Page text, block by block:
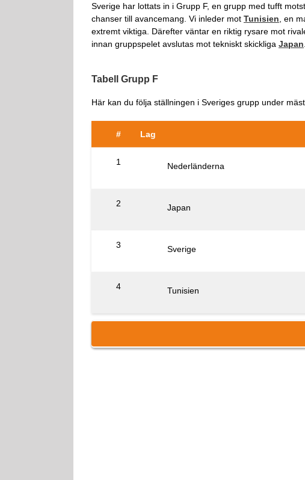
Sverige har lottats in i Grupp F, en grupp med tufft
chanser till avancemang. Vi inleder mot Tunisien , en
extremt viktiga. Därefter väntar en riktig rysare mot
innan gruppspelet avslutas mot tekniskt skickliga Japan
Tabell Grupp F
Här kan du följa ställningen i Sveriges grupp under
# Lag
1 Nederländerna
2 Japan
3 Sverige
4 Tunisien